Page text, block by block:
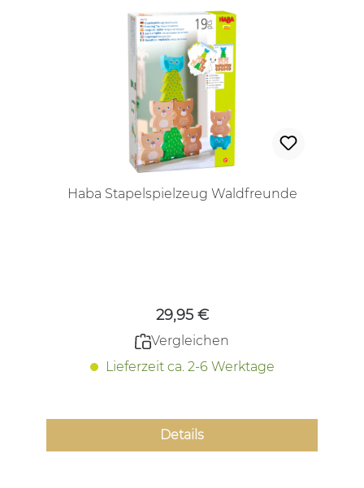
Haba Stapelspielzeug Waldfreunde
29,95 €
Vergleichen
Lieferzeit ca. 2-6 Werktage
Details